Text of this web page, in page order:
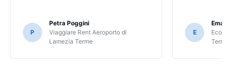
P
Petra Poggini
Viaggiare Rent Aeroporto di
Lamezia Terme
E